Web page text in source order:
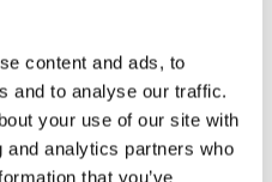
content and ads, to
and to analyse our traffic.
your use of our site with
analytics partners who
that you’ve